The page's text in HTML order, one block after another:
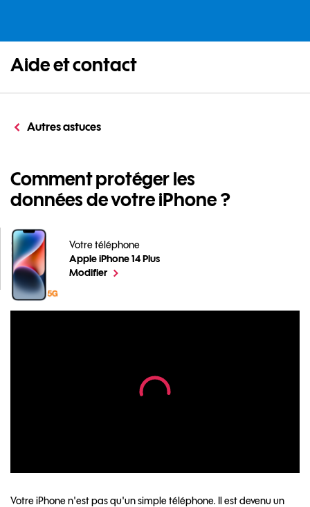
Aide et contact
Autres astuces
Comment protéger les
données de votre iPhone ?
Votre téléphone
Apple iPhone 14 Plus
Comment protéger les données de votre iPhone ?
Modifierle téléphone sélectionné
Votre iPhone n'est pas qu'un simple téléphone. Il est devenu un